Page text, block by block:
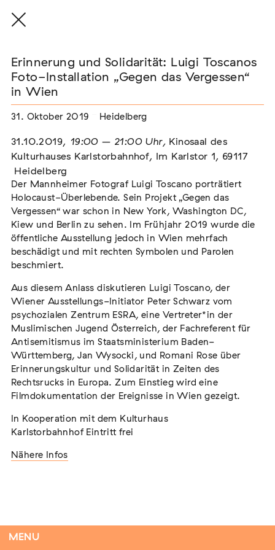
MENU
THE THREAD THAT HOLDS / DER FADEN,
DER HÄLT
22. Juli 2026 - 04. Oktober 2026 Augsburg
Der Weg der Sinti und Roma
Extern
02. August 2026 - 16. August 2026
Tag der Menschlichkeit Verband Deutscher
Sinti und Roma, Landesverband Rheinland-
Pfalz nimmt teil
Extern
22. August 2026 Landau in der Pfalz
Vom Vorurteil zur Gewalt: Politische und
15. September 2026 Dortmund
Erinnerung und Solidarität: Luigi Toscanos
Foto-Installation „Gegen das Vergessen“
in Wien
31. Oktober 2019 Heidelberg
31.10.2019, 19:00 – 21:00 Uhr, Kinosaal des
Kulturhauses Karlstorbahnhof, Im Karlstor 1, 69117
Heidelberg
Der Mannheimer Fotograf Luigi Toscano porträtiert
Holocaust-Überlebende. Sein Projekt „Gegen das
Vergessen“ war schon in New York, Washington DC,
Kiew und Berlin zu sehen. Im Frühjahr 2019 wurde die
öffentliche Ausstellung jedoch in Wien mehrfach
beschädigt und mit rechten Symbolen und Parolen
beschmiert.
Aus diesem Anlass diskutieren Luigi Toscano, der
Wiener Ausstellungs-Initiator Peter Schwarz vom
psychozialen Zentrum ESRA, eine Vertreter*in der
Muslimischen Jugend Österreich, der Fachreferent für
Antisemitismus im Staatsministerium Baden-
Württemberg, Jan Wysocki, und Romani Rose über
Erinnerungskultur und Solidarität in Zeiten des
Rechtsrucks in Europa. Zum Einstieg wird eine
Filmdokumentation der Ereignisse in Wien gezeigt.
In Kooperation mit dem Kulturhaus
Karlstorbahnhof Eintritt frei
Nähere Infos